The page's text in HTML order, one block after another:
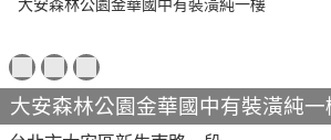
大安森林公園金華國中有裝潢純一